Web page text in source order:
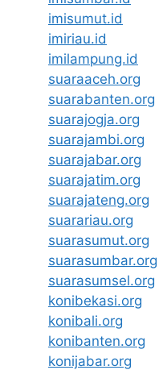
imisumut.id
imiriau.id
imilampung.id
suaraaceh.org
suarabanten.org
suarajogja.org
suarajambi.org
suarajabar.org
suarajatim.org
suarajateng.org
suarariau.org
suarasumut.org
suarasumbar.org
suarasumsel.org
konibekasi.org
konibali.org
konibanten.org
konijabar.org